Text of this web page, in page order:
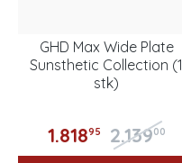
GHD Max Wide Plate
Sunsthetic Collection (1
stk)
1.81895 2.13900